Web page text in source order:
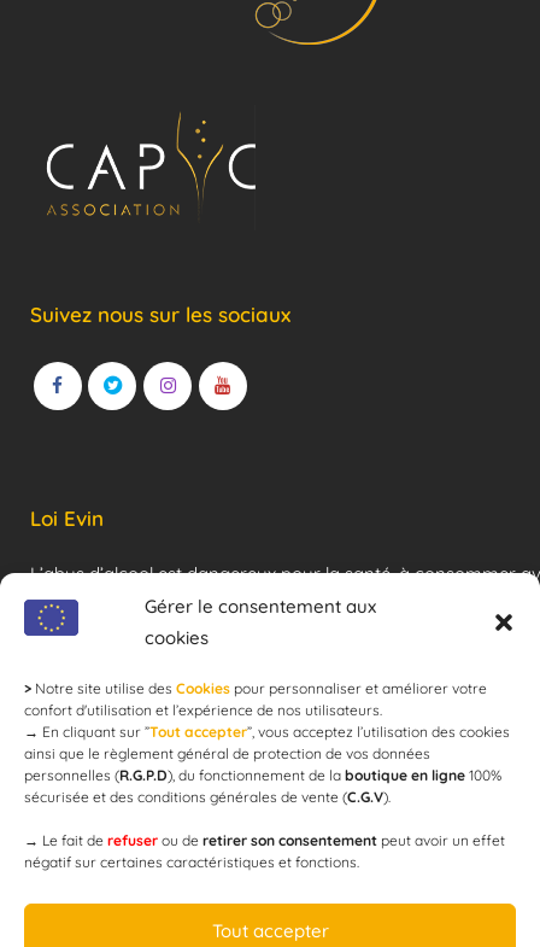
Gérer le consentement aux
cookies
> Notre site utilise des Cookies pour personnaliser et améliorer votre
confort d'utilisation et l’expérience de nos utilisateurs.
→ En cliquant sur ”Tout accepter”, vous acceptez l’utilisation des cookies
ainsi que le règlement général de protection de vos données
personnelles (R.G.P.D), du fonctionnement de la boutique en ligne 100%
sécurisée et des conditions générales de vente (C.G.V).
→ Le fait de refuser ou de retirer son consentement peut avoir un effet
négatif sur certaines caractéristiques et fonctions.
Tout accepter
Suivez nous sur les sociaux
Loi Evin
L’abus d’alcool est dangereux pour la santé, à consommer
modération !
Newsletter
email